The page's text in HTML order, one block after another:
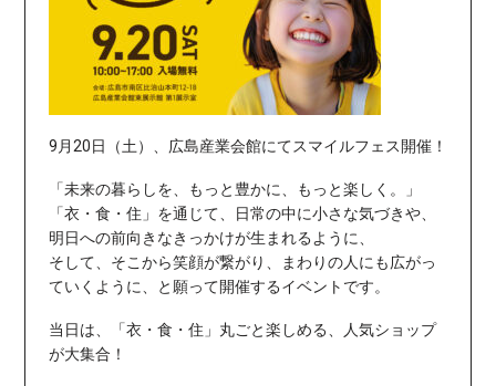
9月20日（土）、広島産業会館にてスマイルフェス開催！
「未来の暮らしを、もっと豊かに、もっと楽しく。」
「衣・食・住」を通じて、日常の中に小さな気づきや、
明日への前向きなきっかけが生まれるように、
そして、そこから笑顔が繋がり、まわりの人にも広がっ
ていくように、と願って開催するイベントです。
当日は、「衣・食・住」丸ごと楽しめる、人気ショップ
が大集合！